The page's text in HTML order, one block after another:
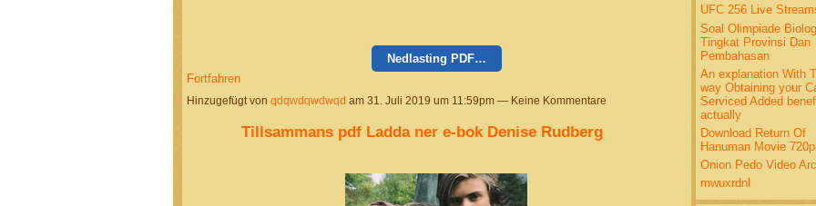
Nedlasting PDF…
Fortfahren
Hinzugefügt von qdqwdqwdwqd am 31. Juli 2019 um 11:59pm — Keine Kommentare
Tillsammans pdf Ladda ner e-bok Denise Rudberg
UFC 256 Live
Soal Olimpiade
Tingkat Provinsi Dan
Pembahasan
An explanation With
way Obtaining your
Serviced Added
actually
Download Return Of
Hanuman Movie 720p
Onion Pedo Video
mwuxrdnl